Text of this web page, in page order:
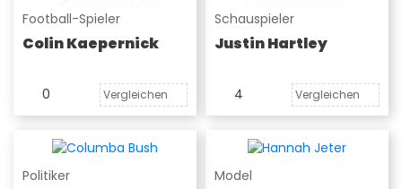
Football-Spieler
Colin Kaepernick
0 Vergleichen
Schauspieler
Justin Hartley
4 Vergleichen
Politiker Model